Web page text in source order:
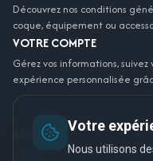
Découvrez nos conditions
coque, équipement ou
VOTRE COMPTE
Gérez vos informations,
expérience personnalisée
BACCARAT PISCINE
98 Boulevard de l'Europe
Votre
Nous utilisons